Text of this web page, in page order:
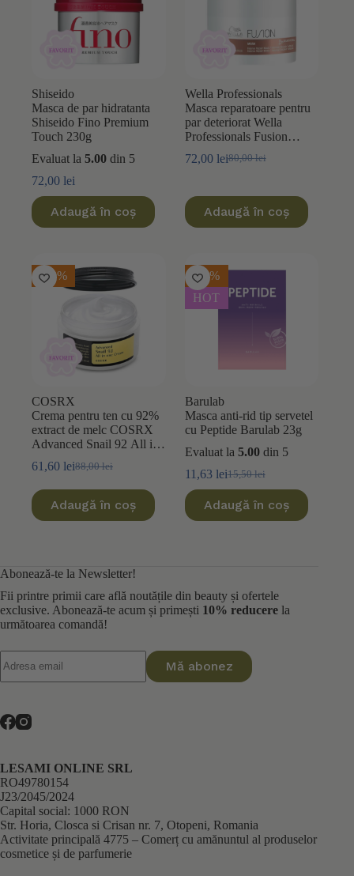
Shiseido
Masca de par hidratanta
Shiseido Fino Premium
Touch 230g
Evaluat la 5.00 din 5
72,00 lei
Adaugă în coș
Wella Professionals
Masca reparatoare pentru
par deteriorat Wella
Professionals Fusion
80,00lei
Prețul
fost:
80,00 lei.
72,00 leiPrețul
72,00 lei.
Adaugă în coș
-30%
COSRX
Crema pentru ten cu 92%
extract de melc COSRX
Advanced Snail 92 All in
88,00lei
Prețul
inițial
a
fost:
61,60 leiPrețul
curent
este:
61,60 lei.
Adaugă în coș
-25%
HOT
Barulab
Masca anti-rid tip servetel
cu Peptide Barulab 23g
Evaluat la 5.00din 5
15,50lei
Prețul
a
fost:
11,63 leiPrețul
este:
11,63 lei.
Adaugă în coș
Abonează-te la Newsletter!
Fii printre primii care află noutățile din beauty și ofertele
exclusive. Abonează-te acum și primești 10% reducere la
următoarea comandă!
Mă abonez
LESAMI ONLINE SRL
RO49780154
J23/2045/2024
Capital social: 1000 RON
Str. Horia, Closca si Crisan nr. 7, Otopeni, Romania
Activitate principală 4775 – Comerț cu amănuntul al produselor
cosmetice și de parfumerie